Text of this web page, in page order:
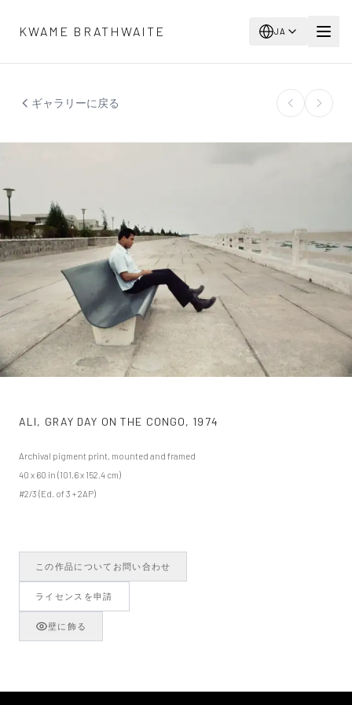
KWAME BRATHWAITE
JA
ギャラリーに戻る
ALI, GRAY DAY ON THE CONGO, 1974
Archival pigment print, mounted and framed
40 x 60 in (101.6 x 152.4 cm)
#2/3 (Ed. of 3 + 2AP)
この作品についてお問い合わせ
ライセンスを申請
壁に飾る